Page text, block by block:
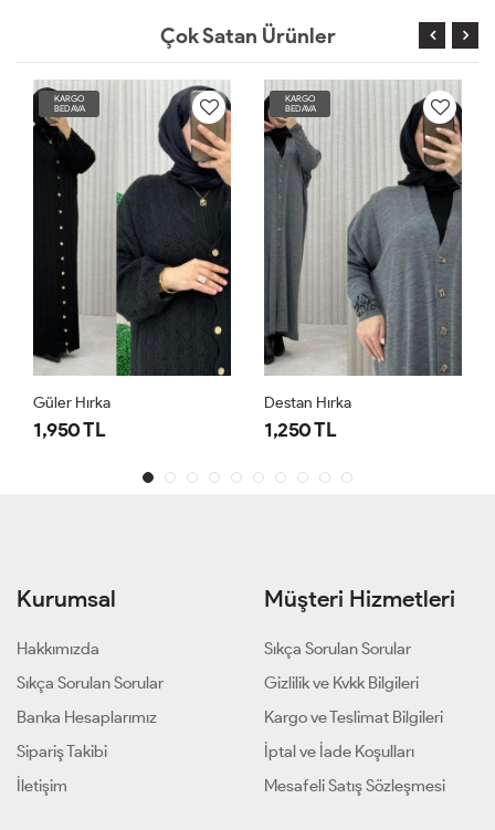
Çok Satan Ürünler
KARGO
BEDAVA
Güler Hırka
1,950 TL
KARGO
BEDAVA
Destan Hırka
1,250 TL
Kurumsal
Hakkımızda
Sıkça Sorulan Sorular
Banka Hesaplarımız
Sipariş Takibi
İletişim
Müşteri Hizmetleri
Sıkça Sorulan Sorular
Gizlilik ve Kvkk Bilgileri
Kargo ve Teslimat Bilgileri
İptal ve İade Koşulları
Mesafeli Satış Sözleşmesi